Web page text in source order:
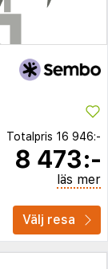
Totalpris 16 946:-
8 473:-
läs mer
Välj resa